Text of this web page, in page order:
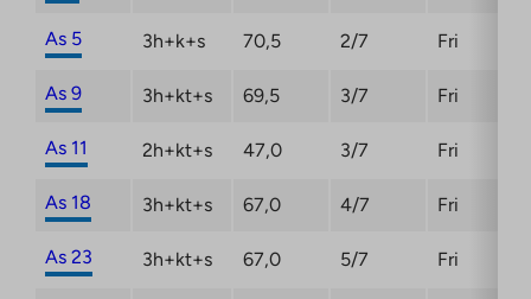
As 5 3h+k+s 70,5 2/7 Fri
As 9 3h+kt+s 69,5 3/7 Fri
As 11 2h+kt+s 47,0 3/7 Fri
As 18 3h+kt+s 67,0 4/7 Fri
As 23 3h+kt+s 67,0 5/7 Fri